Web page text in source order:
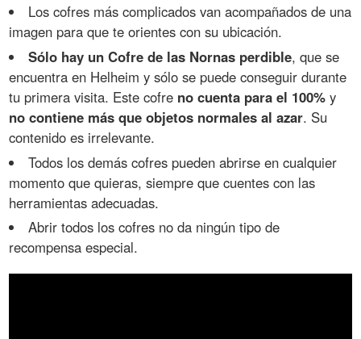
Los cofres más complicados van acompañados de una
imagen para que te orientes con su ubicación.
Sólo hay un Cofre de las Nornas perdible, que se
encuentra en Helheim y sólo se puede conseguir durante
tu primera visita. Este cofre no cuenta para el 100% y
no contiene más que objetos normales al azar. Su
contenido es irrelevante.
Todos los demás cofres pueden abrirse en cualquier
momento que quieras, siempre que cuentes con las
herramientas adecuadas.
Abrir todos los cofres no da ningún tipo de
recompensa especial.